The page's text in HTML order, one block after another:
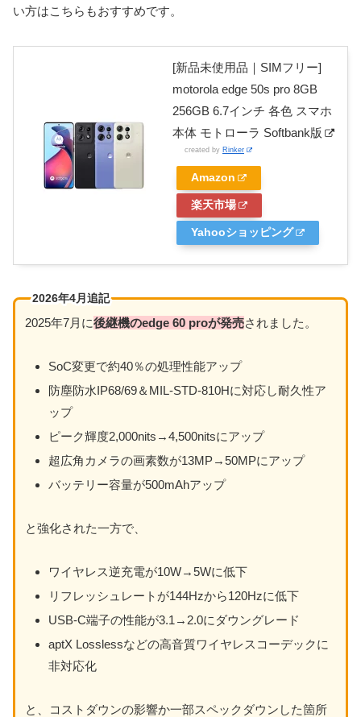
い方はこちらもおすすめです。
[新品未使用品｜SIMフリー]
motorola edge 50s pro 8GB
256GB 6.7インチ 各色 スマホ
本体 モトローラ Softbank版
created by Rinker
Amazon
楽天市場
Yahooショッピング
2026年4月追記
2025年7月に後継機のedge 60 proが発売されました。
SoC変更で約40％の処理性能アップ
防塵防水IP68/69＆MIL-STD-810Hに対応し耐久性ア
ップ
ピーク輝度2,000nits→4,500nitsにアップ
超広角カメラの画素数が13MP→50MPにアップ
バッテリー容量が500mAhアップ
と強化された一方で、
ワイヤレス逆充電が10W→5Wに低下
リフレッシュレートが144Hzから120Hzに低下
USB-C端子の性能が3.1→2.0にダウングレード
aptX Losslessなどの高音質ワイヤレスコーデックに
非対応化
と、コストダウンの影響か一部スペックダウンした箇所